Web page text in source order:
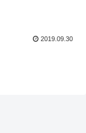
2019.09.30